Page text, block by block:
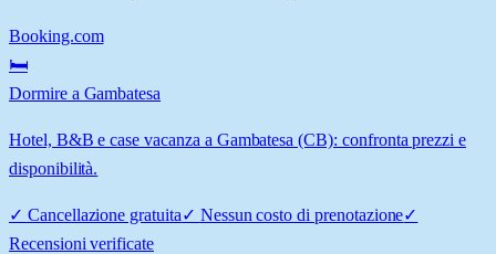
Booking.com
🛏️
Dormire a Gambatesa
Hotel, B&B e case vacanza a Gambatesa (CB): confronta prezzi e
disponibilità.
✓ Cancellazione gratuita✓ Nessun costo di prenotazione✓
Recensioni verificate